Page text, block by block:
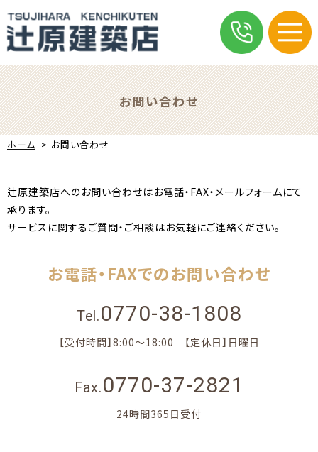
お問い合わせ
ホーム > お問い合わせ
辻原建築店へのお問い合わせはお電話・FAX・メールフォームにて
承ります。
サービスに関するご質問・ご相談はお気軽にご連絡ください。
お電話・FAXでのお問い合わせ
Tel.0770-38-1808
【受付時間】8:00～18:00 【定休日】日曜日
Fax.0770-37-2821
24時間365日受付